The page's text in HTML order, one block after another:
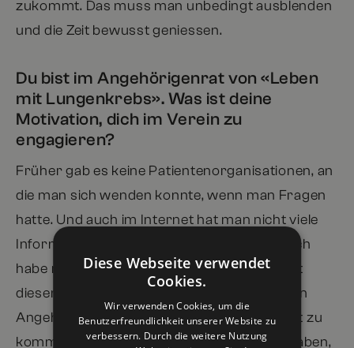
zukommt. Das muss man unbedingt ausblenden
und die Zeit bewusst geniessen.
Du bist im Angehörigenrat von «Leben
mit Lungenkrebs». Was ist deine
Motivation, dich im Verein zu
engagieren?
Früher gab es keine Patientenorganisationen, an
die man sich wenden konnte, wenn man Fragen
hatte. Und auch im Internet hat man nicht viele
Informationen zu Lungenkrebs gefunden. Ich
habe mich darum auch oft alleine gefühlt mit
diesem Schicksal. Heute möchte ich anderen
Angehörigen helfen, besser durch diese Zeit zu
kommen als ich damals. Wenn sie Fragen haben,
Diese Webseite verwendet
Cookies.
Wir verwenden Cookies, um die
Benutzerfreundlichkeit unserer Website zu
verbessern. Durch die weitere Nutzung